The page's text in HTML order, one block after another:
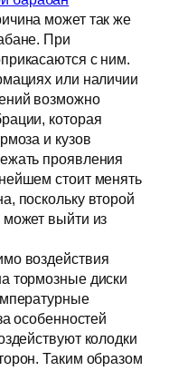
может так же
При
с ним.
или наличии
возможно
которая
и кузов
проявления
стоит менять
поскольку второй
выйти из
воздействия
тормозные диски
особенностей
колодки
Таким образом